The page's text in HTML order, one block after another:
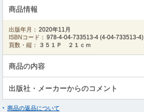
商品情報
出版年月： 2020年11月
ISBNコード： 978-4-04-733513-4 (4-04-733513-4)
頁数・縦：
３５１Ｐ ２１ｃｍ
商品の内容
出版社・メーカーからのコメント
商品の返品について